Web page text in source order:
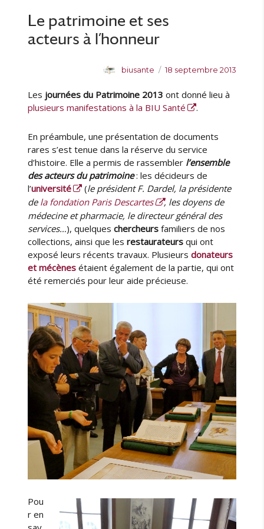
e
i
s
s
d
e
s
h
o
m
m
e
s
l
i
n
b
o
t
a
n
i
q
e
r
v
r
Le patrimoine et ses
acteurs à l’honneur
A
t
e
biusante
P
b
l
e
18 septembre 2013
Les journées du Patrimoine 2013 ont donné lieu à
plusieurs manifestations à la BIU Santé
.
En préambule, une présentation de documents
rares s’est tenue dans la réserve du service
d’histoire. Elle a permis de rassembler l’ensemble
des acteurs du patrimoine: les décideurs de
l’université (le président F. Dardel, la présidente
de la fondation Paris Descartes , les doyens de
médecine et pharmacie, le directeur général des
services…), quelqueschercheurs familiers de nos
collections, ainsi que lesrestaurateurs qui ont
exposé leurs récents travaux. Plusieursdonateurs
et mécènes étaient également de la partie, qui ont
été remerciés pour leur aide précieuse.
Pou
r en